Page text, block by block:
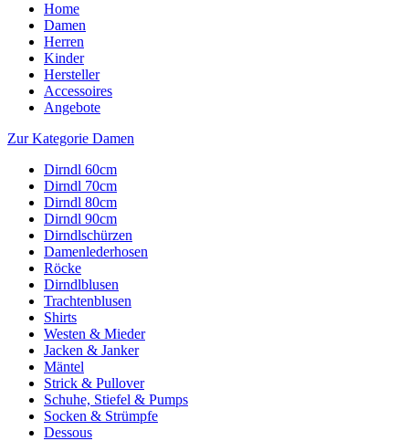
Home
Damen
Herren
Kinder
Hersteller
Accessoires
Angebote
Zur Kategorie Damen
Dirndl 60cm
Dirndl 70cm
Dirndl 80cm
Dirndl 90cm
Dirndlschürzen
Damenlederhosen
Röcke
Dirndlblusen
Trachtenblusen
Shirts
Westen & Mieder
Jacken & Janker
Mäntel
Strick & Pullover
Schuhe, Stiefel & Pumps
Socken & Strümpfe
Dessous